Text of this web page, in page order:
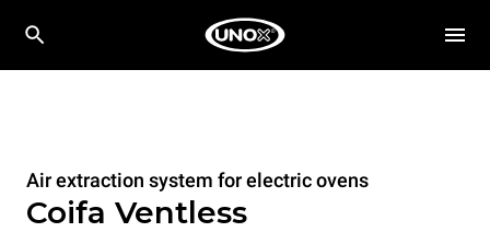
Air extraction system for electric ovens
Coifa Ventless